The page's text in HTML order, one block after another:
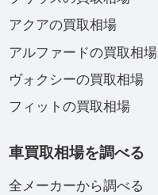
アクアの買取相場
アルファードの買取相場
ヴォクシーの買取相場
フィットの買取相場
車買取相場を調べる
全メーカーから調べる